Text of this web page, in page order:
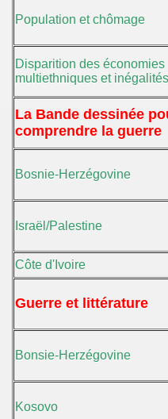
Population et chômage
Disparition des économies
multiethniques et
La Bande dessinée
comprendre la guerre
Bosnie-Herzégovine
Israël/Palestine
Côte d'Ivoire
Guerre et littérature
Bonsie-Herzégovine
Kosovo